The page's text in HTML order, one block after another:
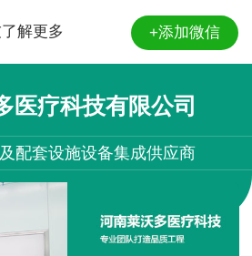
解更多 +添加微信
医疗科技有限公司
配套设施设备集成供应商